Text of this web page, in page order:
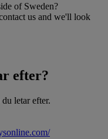
of Sweden?
us and we'll look
efter?
letar efter.